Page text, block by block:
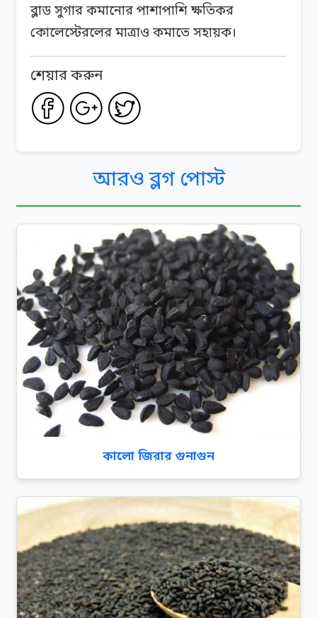
ব্লাড সুগার কমানোর পাশাপাশি ক্ষতিকর
কোলেস্টেরলের মাত্রাও কমাতে সহায়ক।
শেয়ার করুন
আরও ব্লগ পোস্ট
কালো জিরার গুনাগুন